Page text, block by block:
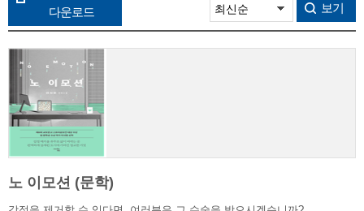
다운로드
보기
노 이모션 (문학)